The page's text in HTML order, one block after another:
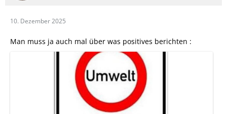
10. Dezember 2025
Man muss ja auch mal über was positives berichten :